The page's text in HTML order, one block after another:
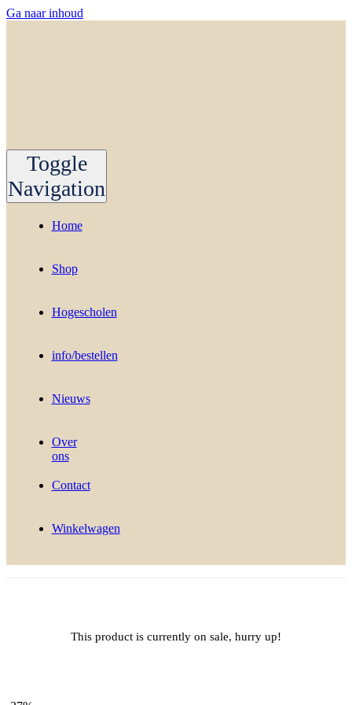
Ga naar inhoud
Toggle
Navigation
Home
Shop
Hogescholen
info/bestellen
Nieuws
Over
ons
Contact
Winkelwagen
This product is currently on sale, hurry up!